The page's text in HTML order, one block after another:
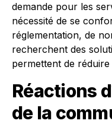
demande pour les
nécessité de se
réglementation, de
recherchent des
permettent de
Réactions
de la